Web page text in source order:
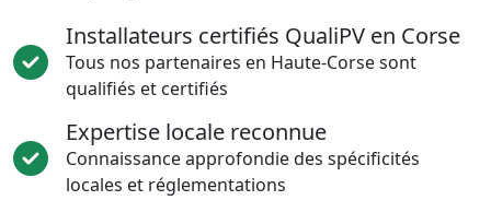
Installateurs certifiés QualiPV en Corse
Tous nos partenaires en Haute-Corse sont
qualifiés et certifiés
Expertise locale reconnue
Connaissance approfondie des spécificités
locales et réglementations